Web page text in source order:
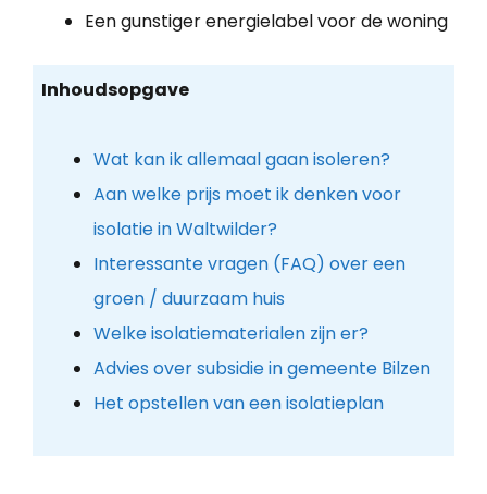
Een gunstiger energielabel voor de woning
Inhoudsopgave
Wat kan ik allemaal gaan isoleren?
Aan welke prijs moet ik denken voor
isolatie in Waltwilder?
Interessante vragen (FAQ) over een
groen / duurzaam huis
Welke isolatiematerialen zijn er?
Advies over subsidie in gemeente Bilzen
Het opstellen van een isolatieplan